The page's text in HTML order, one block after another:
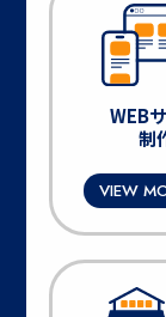
WEB
制
VIEW